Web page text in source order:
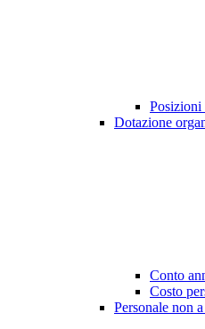
Posizioni
Dotazione
Conto
Costo
Personale non